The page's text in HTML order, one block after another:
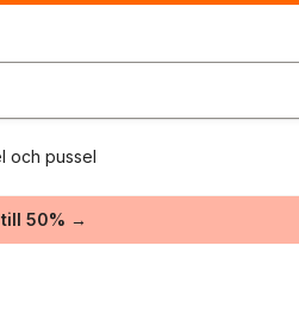
och pussel
till 50% →